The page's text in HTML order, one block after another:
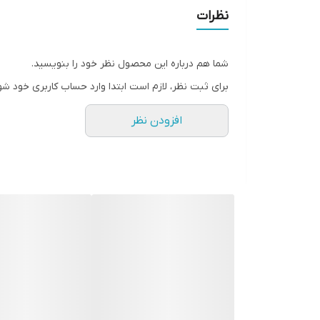
تمیز کنندگی مناسب
مرطوب کننده و آبرسان
تمیز کننده آلودگی‌ها و باقی مانده مواد آرایشی
تست شده در آزمایشگاه های معتبر
نظرات
شما هم درباره این محصول نظر خود را بنویسید.
برای ثبت نظر، لازم است ابتدا وارد حساب کاربری خود
افزودن نظر